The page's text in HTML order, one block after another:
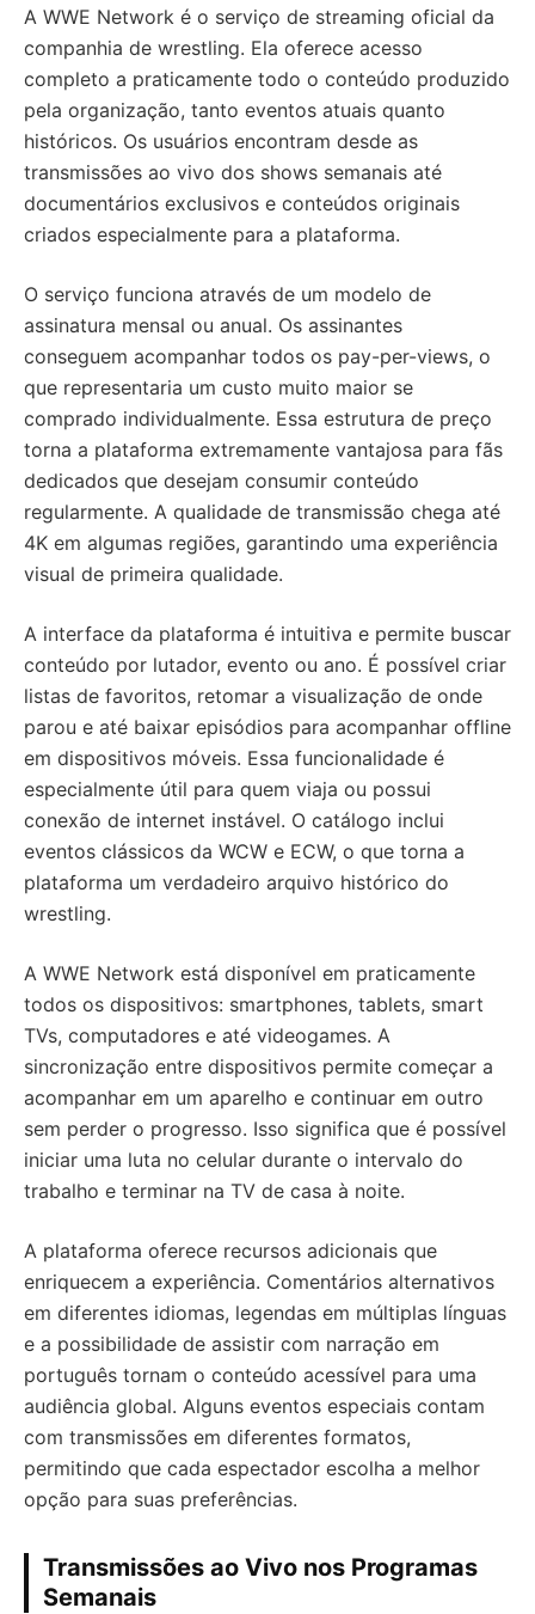
A WWE Network é o serviço de streaming oficial da
companhia de wrestling. Ela oferece acesso
completo a praticamente todo o conteúdo produzido
pela organização, tanto eventos atuais quanto
históricos. Os usuários encontram desde as
transmissões ao vivo dos shows semanais até
documentários exclusivos e conteúdos originais
criados especialmente para a plataforma.
O serviço funciona através de um modelo de
assinatura mensal ou anual. Os assinantes
conseguem acompanhar todos os pay-per-views, o
que representaria um custo muito maior se
comprado individualmente. Essa estrutura de preço
torna a plataforma extremamente vantajosa para fãs
dedicados que desejam consumir conteúdo
regularmente. A qualidade de transmissão chega até
4K em algumas regiões, garantindo uma experiência
visual de primeira qualidade.
A interface da plataforma é intuitiva e permite buscar
conteúdo por lutador, evento ou ano. É possível criar
listas de favoritos, retomar a visualização de onde
parou e até baixar episódios para acompanhar offline
em dispositivos móveis. Essa funcionalidade é
especialmente útil para quem viaja ou possui
conexão de internet instável. O catálogo inclui
eventos clássicos da WCW e ECW, o que torna a
plataforma um verdadeiro arquivo histórico do
wrestling.
A WWE Network está disponível em praticamente
todos os dispositivos: smartphones, tablets, smart
TVs, computadores e até videogames. A
sincronização entre dispositivos permite começar a
acompanhar em um aparelho e continuar em outro
sem perder o progresso. Isso significa que é possível
iniciar uma luta no celular durante o intervalo do
trabalho e terminar na TV de casa à noite.
A plataforma oferece recursos adicionais que
enriquecem a experiência. Comentários alternativos
em diferentes idiomas, legendas em múltiplas línguas
e a possibilidade de assistir com narração em
português tornam o conteúdo acessível para uma
audiência global. Alguns eventos especiais contam
com transmissões em diferentes formatos,
permitindo que cada espectador escolha a melhor
opção para suas preferências.
Transmissões ao Vivo nos Programas
Semanais